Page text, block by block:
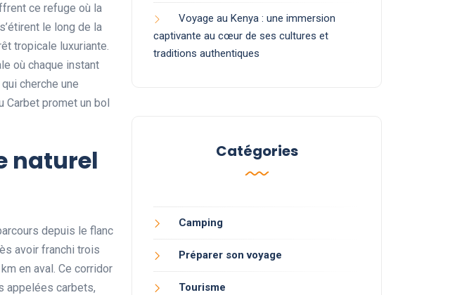
ce refuge où la
le long de la
tropicale luxuriante.
où chaque instant
cherche une
Carbet promet un bol
naturel
depuis le flanc
avoir franchi trois
en aval. Ce corridor
appelées carbets,
Voyage au Kenya : une immersion
captivante au cœur de ses cultures et
traditions authentiques
Catégories
Camping
Préparer son voyage
Tourisme